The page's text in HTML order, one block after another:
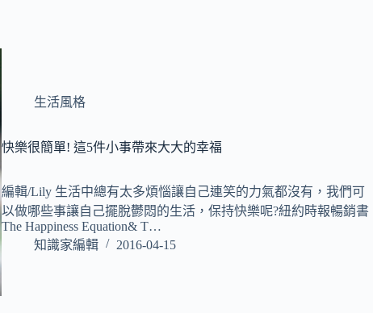
生活風格
快樂很簡單! 這5件小事帶來大大的幸福
編輯/Lily 生活中總有太多煩惱讓自己連笑的力氣都沒有，我們可
以做哪些事讓自己擺脫鬱悶的生活，保持快樂呢?紐約時報暢銷書
The Happiness Equation& T…
知識家編輯
2016-04-15